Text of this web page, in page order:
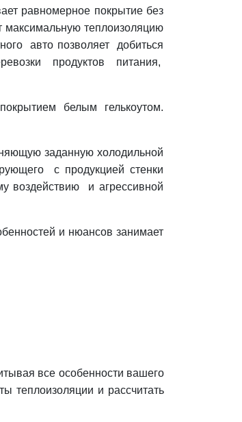
равномерное покрытие без
максимальную теплоизоляцию
авто позволяет добиться
продуктов питания,
белым гелькоутом.
заданную холодильной
с продукцией стенки
воздействию и агрессивной
и нюансов занимает
все особенности вашего
теплоизоляции и рассчитать